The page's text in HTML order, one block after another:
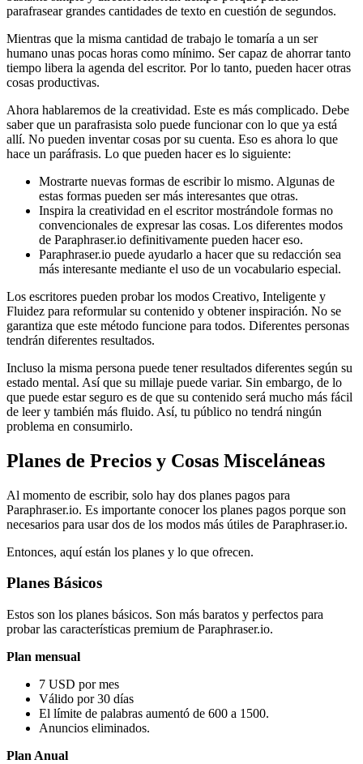
parafrasear grandes cantidades de texto en cuestión de segundos.
Mientras que la misma cantidad de trabajo le tomaría a un ser
humano unas pocas horas como mínimo. Ser capaz de ahorrar tanto
tiempo libera la agenda del escritor. Por lo tanto, pueden hacer otras
cosas productivas.
Ahora hablaremos de la creatividad. Este es más complicado. Debe
saber que un parafrasista solo puede funcionar con lo que ya está
allí. No pueden inventar cosas por su cuenta. Eso es ahora lo que
hace un paráfrasis. Lo que pueden hacer es lo siguiente:
Mostrarte nuevas formas de escribir lo mismo. Algunas de
estas formas pueden ser más interesantes que otras.
Inspira la creatividad en el escritor mostrándole formas no
convencionales de expresar las cosas. Los diferentes modos
de Paraphraser.io definitivamente pueden hacer eso.
Paraphraser.io puede ayudarlo a hacer que su redacción sea
más interesante mediante el uso de un vocabulario especial.
Los escritores pueden probar los modos Creativo, Inteligente y
Fluidez para reformular su contenido y obtener inspiración. No se
garantiza que este método funcione para todos. Diferentes personas
tendrán diferentes resultados.
Incluso la misma persona puede tener resultados diferentes según su
estado mental. Así que su millaje puede variar. Sin embargo, de lo
que puede estar seguro es de que su contenido será mucho más fácil
de leer y también más fluido. Así, tu público no tendrá ningún
problema en consumirlo.
Planes de Precios y Cosas Misceláneas
Al momento de escribir, solo hay dos planes pagos para
Paraphraser.io. Es importante conocer los planes pagos porque son
necesarios para usar dos de los modos más útiles de Paraphraser.io.
Entonces, aquí están los planes y lo que ofrecen.
Planes Básicos
Estos son los planes básicos. Son más baratos y perfectos para
probar las características premium de Paraphraser.io.
Plan mensual
7 USD por mes
Válido por 30 días
El límite de palabras aumentó de 600 a 1500.
Anuncios eliminados.
Plan Anual